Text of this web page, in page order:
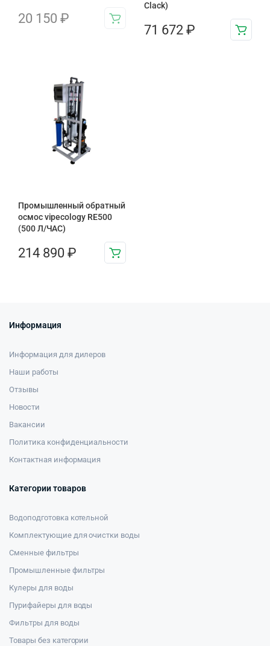
20 150 ₽
Clack)
71 672 ₽
Промышленный обратный
осмос vipecology RE500
(500 Л/ЧАС)
214 890 ₽
Информация
Информация для дилеров
Наши работы
Отзывы
Новости
Вакансии
Политика конфиденциальности
Контактная информация
Категории товаров
Водоподготовка котельной
Комплектующие для очистки воды
Сменные фильтры
Промышленные фильтры
Кулеры для воды
Пурифайеры для воды
Фильтры для воды
Товары без категории